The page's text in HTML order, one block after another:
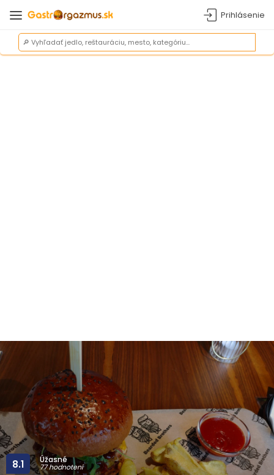
Prihlásenie
Úžasné
77 hodnotení
8.1